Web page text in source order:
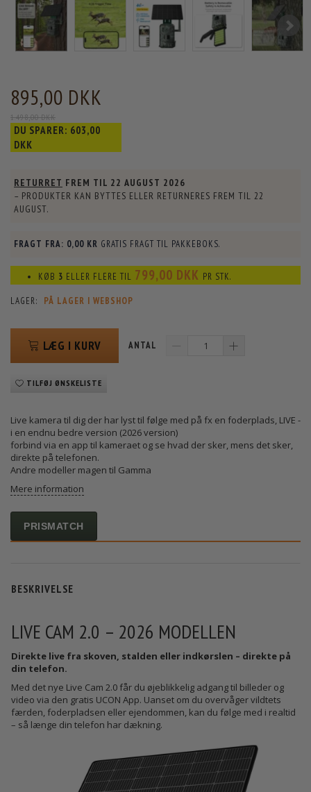
895,00 DKK
1.498,00 DKK
DU SPARER: 603,00
DKK
RETURRET FREM TIL 22 AUGUST 2026
– PRODUKTER KAN BYTTES ELLER RETURNERES FREM TIL 22
AUGUST.
FRAGT FRA: 0,00 KR GRATIS FRAGT TIL PAKKEBOKS.
KØB 3 ELLER FLERE TIL 799,00 DKK PR STK.
LAGER: PÅ LAGER I WEBSHOP
LÆG I KURV ANTAL
TILFØJ ØNSKELISTE
Live kamera til dig der har lyst til følge med på fx en foderplads, LIVE -
i en endnu bedre version (2026 version)
forbind via en app til kameraet og se hvad der sker, mens det sker,
direkte på telefonen.
Andre modeller magen til Gamma
Mere information
PRISMATCH
BESKRIVELSE
LIVE CAM 2.0 – 2026 MODELLEN
Direkte live fra skoven, stalden eller indkørslen – direkte på
din telefon.
Med det nye Live Cam 2.0 får du øjeblikkelig adgang til billeder og
video via den gratis UCON App. Uanset om du overvåger vildtets
færden, foderpladsen eller ejendommen, kan du følge med i realtid
– så længe din telefon har dækning.